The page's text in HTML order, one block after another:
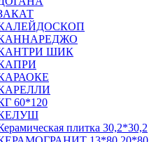
ШИК
60*120
плитка 30,2*30,2